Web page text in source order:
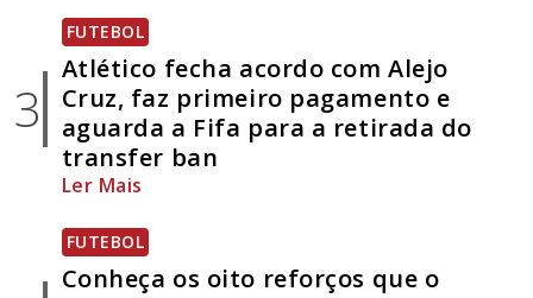
3
FUTEBOL
Atlético fecha acordo com Alejo
Cruz, faz primeiro pagamento e
aguarda a Fifa para a retirada do
transfer ban
Ler Mais
FUTEBOL
Conheça os oito reforços que o